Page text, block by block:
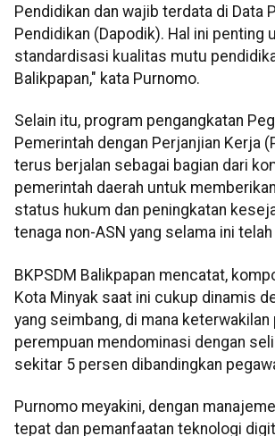
Pendidikan dan wajib terdata di Data
Pendidikan (Dapodik). Hal ini penting
standardisasi kualitas mutu
Balikpapan," kata Purnomo.
Selain itu, program pengangkatan
Pemerintah dengan Perjanjian Kerja
terus berjalan sebagai bagian dari
pemerintah daerah untuk
status hukum dan peningkatan
tenaga non-ASN yang selama ini
BKPSDM Balikpapan mencatat,
Kota Minyak saat ini cukup dinamis
yang seimbang, di mana keterwakilan
perempuan mendominasi dengan
sekitar 5 persen dibandingkan
Purnomo meyakini, dengan
tepat dan pemanfaatan teknologi